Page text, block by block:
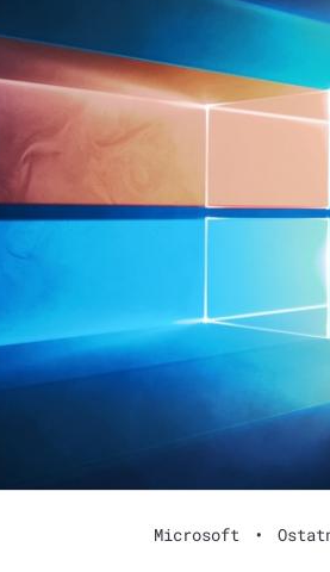
Microsoft •